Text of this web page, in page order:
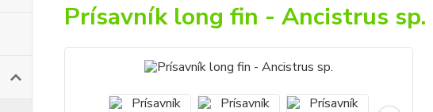
Prísavník long fin - Ancistrus sp.